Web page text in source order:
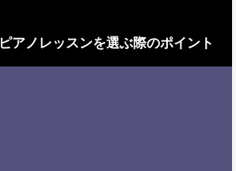
ピアノレッスンを選ぶ際のポイント